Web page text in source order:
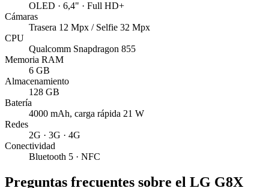
OLED · 6,4" · Full HD+
Cámaras
Trasera 12 Mpx / Selfie 32 Mpx
CPU
Qualcomm Snapdragon 855
Memoria RAM
6 GB
Almacenamiento
128 GB
Batería
4000 mAh, carga rápida 21 W
Redes
2G · 3G · 4G
Conectividad
Bluetooth 5 · NFC
Preguntas frecuentes sobre el LG G8X